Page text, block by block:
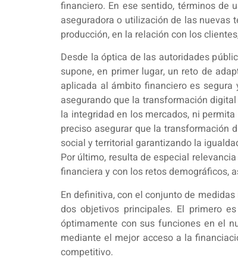
financiero. En ese sentido, términos de
aseguradora o utilización de las nuevas
producción, en la relación con los
Desde la óptica de las autoridades
supone, en primer lugar, un reto de
aplicada al ámbito financiero es
asegurando que la transformación
la integridad en los mercados, ni
preciso asegurar que la transformación
social y territorial garantizando la
Por último, resulta de especial
financiera y con los retos demográficos,
En definitiva, con el conjunto de
dos objetivos principales. El primero
óptimamente con sus funciones en el
mediante el mejor acceso a la
competitivo.